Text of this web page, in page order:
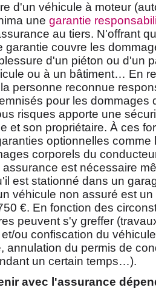
d'un véhicule à moteur
une garantie
au tiers. N'offrant
garantie couvre les
d'un piéton ou d'un
ou à un bâtiment… En
personne reconnue
pour les dommages
risques apporte une
et son propriétaire. À ces
optionnelles comme
corporels du
est nécessaire
est stationné dans un
véhicule non assuré est un
€. En fonction des
peuvent s'y greffer
ou confiscation du
annulation du permis de
un certain temps…).
avec l'assurance